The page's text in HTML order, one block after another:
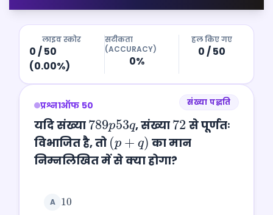
लाइव स्कोर
0 / 50
(0.00%)
सटीकता
(ACCURACY)
0%
हल किए गए
0 / 50
संख्या पद्धति
प्रश्न1ऑफ 50
यदि संख्या
789 p53 q
, संख्या
72
से पूर्णतः
विभाजित है, तो
(p+q)
का मान
निम्नलिखित में से क्या होगा?
A 10